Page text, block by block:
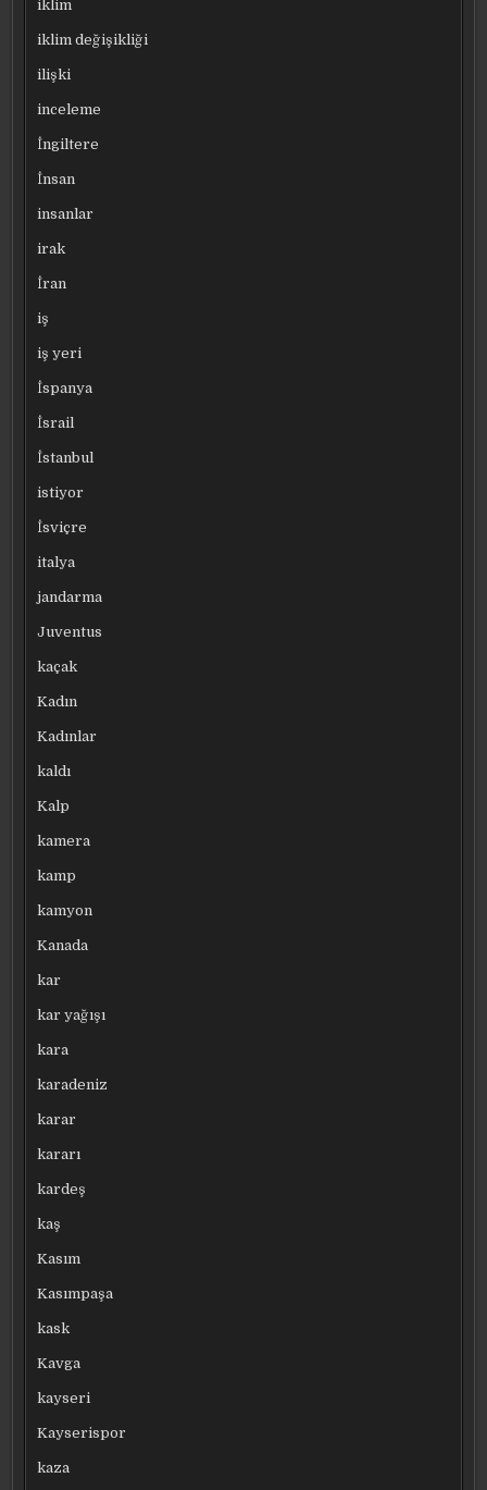
iklim
iklim değişikliği
ilişki
inceleme
İngiltere
İnsan
insanlar
irak
İran
iş
iş yeri
İspanya
İsrail
İstanbul
istiyor
İsviçre
italya
jandarma
Juventus
kaçak
Kadın
Kadınlar
kaldı
Kalp
kamera
kamp
kamyon
Kanada
kar
kar yağışı
kara
karadeniz
karar
kararı
kardeş
kaş
Kasım
Kasımpaşa
kask
Kavga
kayseri
Kayserispor
kaza